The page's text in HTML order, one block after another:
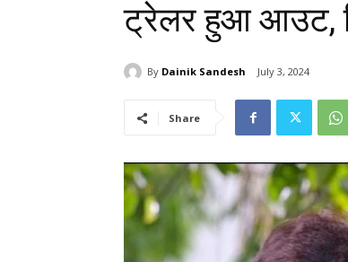
ट्रेलर हुआ आउट,
By Dainik Sandesh July 3, 2024
Share